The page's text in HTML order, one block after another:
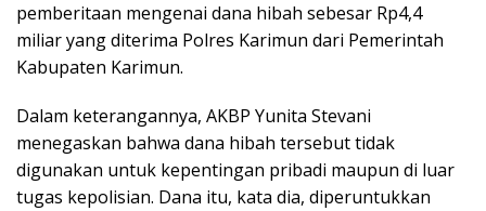
pemberitaan mengenai dana hibah sebesar Rp4,4
miliar yang diterima Polres Karimun dari Pemerintah
Kabupaten Karimun.
Dalam keterangannya, AKBP Yunita Stevani
menegaskan bahwa dana hibah tersebut tidak
digunakan untuk kepentingan pribadi maupun di luar
tugas kepolisian. Dana itu, kata dia, diperuntukkan